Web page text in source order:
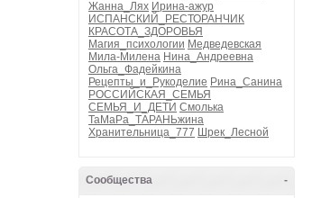
Жанна_Лях Ирина-ажур
ИСПАНСКИЙ_РЕСТОРАНЧИК
КРАСОТА_ЗДОРОВЬЯ
Магия_психологии Медведевская
Мила-Милена Нина_Андреевна
Ольга_Фадейкина
Рецепты_и_Рукоделие Рина_Санина
РОССИЙСКАЯ_СЕМЬЯ
СЕМЬЯ_И_ДЕТИ Смолька
ТаМаРа_ТАРАНЬжина
Хранительница_777 Шрек_Лесной
-
Сообщества